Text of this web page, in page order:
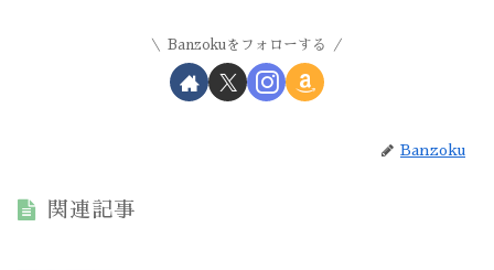
Banzokuをフォローする
Banzoku
関連記事